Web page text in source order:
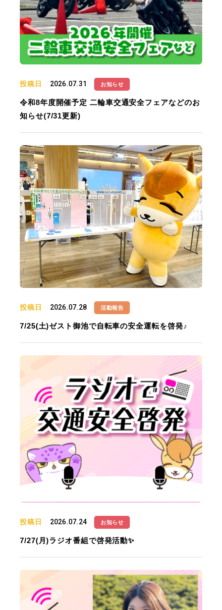
投稿日 2026.07.31 お知らせ
令和8年度開催予定 二輪車交通安全フェアなどのお
知らせ(7/31更新)
投稿日 2026.07.28 活動報告
7/25(土)ゼスト御池で自転車の安全運転を啓発♪
投稿日 2026.07.24 お知らせ
7/27(月)ラジオ番組で啓発活動✨